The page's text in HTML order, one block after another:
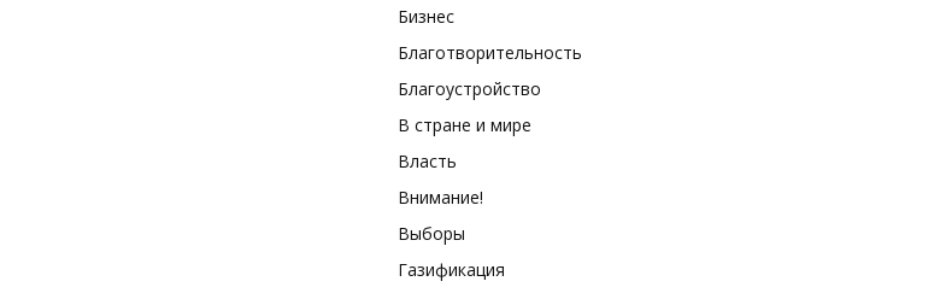
Бизнес
Благотворительность
Благоустройство
В стране и мире
Власть
Внимание!
Выборы
Газификация